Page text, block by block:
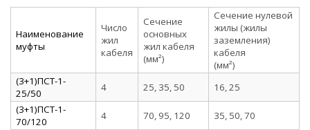
Наименование
муфты
Число
жил
кабеля
Сечение
основных
жил кабеля
(мм²)
Сечение нулевой
жилы (жилы
заземления)
кабеля
(мм²)
(3+1)ПСТ-1-
25/50
4 25, 35, 50
16, 25
(3+1)ПСТ-1-
70/120
4 70, 95, 120
35, 50, 70